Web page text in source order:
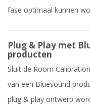
fase optimaal kunnen
Plug & Play met
producten
Sluit de Room
van een Bluesound
plug & play ontwerp